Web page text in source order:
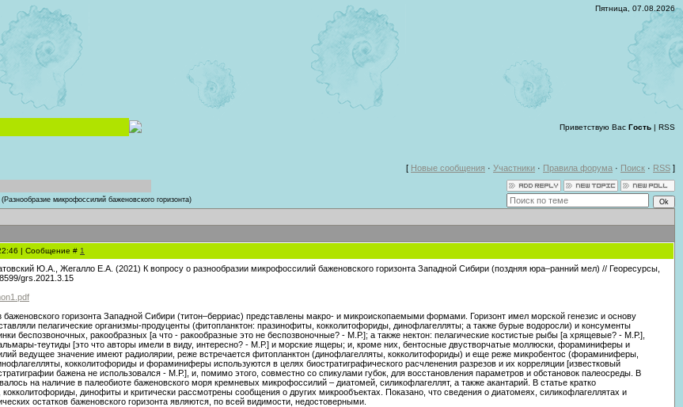
Пятница, 07.08.2026
Приветствую Вас Гость | RSS
[ Новые сообщения · Участники · Правила форума · Поиск · RSS ]
(Разнообразие микрофоссилий баженовского горизонта)
| Сообщение # 1
Ю.А., Жегалло Е.А. (2021) К вопросу о разнообразии микрофоссилий баженовского горизонта Западной Сибири (поздняя юра–ранний мел) // Георесурсы,
grs.2021.3.15
баженовского горизонта Западной Сибири (титон–берриас) представлены макро- и микроископаемыми формами. Горизонт имел морской генезис и основу
пелагические организмы-продуценты (фитопланктон: празинофиты, кокколитофориды, динофлагелляты; а также бурые водоросли) и консументы
беспозвоночных, ракообразных [а что - ракообразные это не беспозвоночные? - М.Р.]; а также нектон: пелагические костистые рыбы [а хрящевые? - М.Р.],
теутиды [это что авторы имели в виду, интересно? - М.Р.] и морские ящеры; и, кроме них, бентосные двустворчатые моллюски, фораминиферы и
ведущее значение имеют радиолярии, реже встречается фитопланктон (динофлагелляты, кокколитофориды) и еще реже микробентос (фораминиферы,
кокколитофориды и фораминиферы используются в целях биостратиграфического расчленения разрезов и их корреляции [известковый
бажена не использовался - М.Р.], и, помимо этого, совместно со спикулами губок, для восстановления параметров и обстановок палеосреды. В
на наличие в палеобиоте баженовского моря кремневых микрофоссилий – диатомей, силикофлагеллят, а также акантарий. В статье кратко
кокколитофориды, динофиты и критически рассмотрены сообщения о других микрообъектах. Показано, что сведения о диатомеях, силикофлагеллятах и
остатков баженовского горизонта являются, по всей видимости, недостоверными.